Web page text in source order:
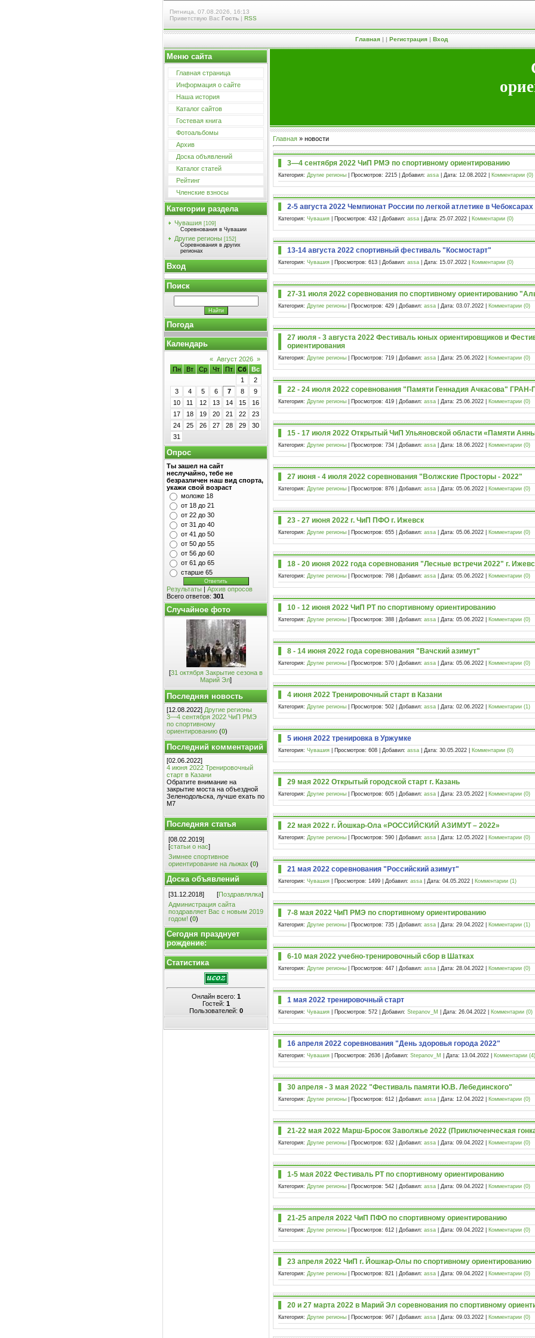
Пятница, 07.08.2026, 16:13
Приветствую Вас Гость | RSS
Главная| | Регистрация| Вход
Меню сайта
Главная страница
Информация о сайте
Наша история
Каталог сайтов
Гостевая книга
Фотоальбомы
Архив
Доска объявлений
Каталог статей
Рейтинг
Членские взносы
Категории раздела
Чувашия [109]
Соревнования в Чувашии
Другие регионы [152]
Соревнования в других
регионах
Вход
Поиск
Погода
Календарь
« Август 2026 »
Пн
Вт Ср Чт Пт Сб
Вс
1
2
3
4 5 6 7 8
9
10
11 12 13 14 15
16
17
18 19 20 21 22
23
24
25 26 27 28 29
30
31
Опрос
Ты зашел на сайт
неслучайно, тебе не
безразличен наш вид спорта,
укажи свой возраст
моложе 18
от 18 до 21
от 22 до 30
от 31 до 40
от 41 до 50
от 50 до 55
от 56 до 60
от 61 до 65
старше 65
Результаты | Архив опросов
Всего ответов: 301
Случайное фото
[31 октября Закрытие сезона в
Марий Эл]
Последняя новость
[12.08.2022] Другие регионы
3—4 сентября 2022 ЧиП РМЭ
по спортивному
ориентированию (0)
Последний комментарий
[02.06.2022]
4 июня 2022 Тренировочный
старт в Казани
Обратите внимание на
закрытие моста на объездной
Зеленодольска, лучше ехать по
М7
Последняя статья
[08.02.2019]
[статьи о нас]
Зимнее спортивное
ориентирование на лыжах (0)
Доска объявлений
[31.12.2018] [Поздравлялка]
Администрация сайта
поздравляет Вас с новым 2019
годом! (0)
Сегодня празднует
рождение:
Статистика
Онлайн всего: 1
Гостей: 1
Пользователей: 0
Главная » новости
3—4 сентября 2022 ЧиП РМЭ по спортивному ориентированию
Категория: Другие регионы | Просмотров: 2215 | Добавил: assa | Дата: 12.08.2022 Комментарии (0)
2-5 августа 2022 Чемпионат России по легкой атлетике в Чебоксарах
Категория: Чувашия | Просмотров: 432 | Добавил: assa | Дата: 25.07.2022 Комментарии (0)
13-14 августа 2022 спортивный фестиваль "Космостарт"
Категория: Чувашия | Просмотров: 613 | Добавил: assa | Дата: 15.07.2022 Комментарии (0)
27-31 июля 2022 соревнования по спортивному ориентированию
Категория: Другие регионы | Просмотров: 429 | Добавил: assa | Дата: 03.07.2022 Комментарии (0)
27 июля - 3 августа 2022 Фестиваль юных ориентировщиков и
ориентирования
Категория: Другие регионы | Просмотров: 719 | Добавил: assa | Дата: 25.06.2022 Комментарии (0)
22 - 24 июля 2022 соревнования "Памяти Геннадия Ачкасова"
Категория: Другие регионы | Просмотров: 419 | Добавил: assa | Дата: 25.06.2022 Комментарии (0)
15 - 17 июля 2022 Открытый ЧиП Ульяновской области «Памяти
Категория: Другие регионы | Просмотров: 734 | Добавил: assa | Дата: 18.06.2022 Комментарии (0)
27 июня - 4 июля 2022 соревнования "Волжские Просторы - 2022"
Категория: Другие регионы | Просмотров: 876 | Добавил: assa | Дата: 05.06.2022 Комментарии (0)
23 - 27 июня 2022 г. ЧиП ПФО г. Ижевск
Категория: Другие регионы | Просмотров: 655 | Добавил: assa | Дата: 05.06.2022 Комментарии (0)
18 - 20 июня 2022 года соревнования "Лесные встречи 2022" г.
Категория: Другие регионы | Просмотров: 798 | Добавил: assa | Дата: 05.06.2022 Комментарии (0)
10 - 12 июня 2022 ЧиП РТ по спортивному ориентированию
Категория: Другие регионы | Просмотров: 388 | Добавил: assa | Дата: 05.06.2022 Комментарии (0)
8 - 14 июня 2022 года соревнования "Вачский азимут"
Категория: Другие регионы | Просмотров: 570 | Добавил: assa | Дата: 05.06.2022 Комментарии (0)
4 июня 2022 Тренировочный старт в Казани
Категория: Другие регионы | Просмотров: 502 | Добавил: assa | Дата: 02.06.2022 Комментарии (1)
5 июня 2022 тренировка в Уржумке
Категория: Чувашия | Просмотров: 608 | Добавил: assa | Дата: 30.05.2022 Комментарии (0)
29 мая 2022 Открытый городской старт г. Казань
Категория: Другие регионы | Просмотров: 605 | Добавил: assa | Дата: 23.05.2022 Комментарии (0)
22 мая 2022 г. Йошкар-Ола «РОССИЙСКИЙ АЗИМУТ – 2022»
Категория: Другие регионы | Просмотров: 590 | Добавил: assa | Дата: 12.05.2022 Комментарии (0)
21 мая 2022 соревнования "Российский азимут"
Категория: Чувашия | Просмотров: 1499 | Добавил: assa | Дата: 04.05.2022 Комментарии (1)
7-8 мая 2022 ЧиП РМЭ по спортивному ориентированию
Категория: Другие регионы | Просмотров: 735 | Добавил: assa | Дата: 29.04.2022 Комментарии (1)
6-10 мая 2022 учебно-тренировочный сбор в Шатках
Категория: Другие регионы | Просмотров: 447 | Добавил: assa | Дата: 28.04.2022 Комментарии (0)
1 мая 2022 тренировочный старт
Категория: Чувашия | Просмотров: 572 | Добавил: Stepanov_M | Дата: 26.04.2022 Комментарии (0)
16 апреля 2022 соревнования "День здоровья города 2022"
Категория: Чувашия | Просмотров: 2636 | Добавил: Stepanov_M | Дата: 13.04.2022 Комментарии (4)
30 апреля - 3 мая 2022 "Фестиваль памяти Ю.В. Лебединского"
Категория: Другие регионы | Просмотров: 612 | Добавил: assa | Дата: 12.04.2022 Комментарии (0)
21-22 мая 2022 Марш-Бросок Заволжье 2022 (Приключенческая
Категория: Другие регионы | Просмотров: 632 | Добавил: assa | Дата: 09.04.2022 Комментарии (0)
1-5 мая 2022 Фестиваль РТ по спортивному ориентированию
Категория: Другие регионы | Просмотров: 542 | Добавил: assa | Дата: 09.04.2022 Комментарии (0)
21-25 апреля 2022 ЧиП ПФО по спортивному ориентированию
Категория: Другие регионы | Просмотров: 612 | Добавил: assa | Дата: 09.04.2022 Комментарии (0)
23 апреля 2022 ЧиП г. Йошкар-Олы по спортивному ориентированию
Категория: Другие регионы | Просмотров: 821 | Добавил: assa | Дата: 09.04.2022 Комментарии (0)
20 и 27 марта 2022 в Марий Эл соревнования по спортивному
Категория: Другие регионы | Просмотров: 967 | Добавил: assa | Дата: 09.03.2022 Комментарии (0)